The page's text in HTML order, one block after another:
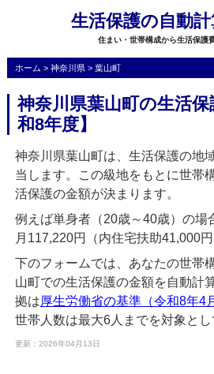
生活保護の自動
住まい・世帯構成から生活保護
ホーム > 神奈川県> 葉山町
神奈川県葉山町の生活
和8年度】
神奈川県葉山町は、生活保護の地
当します。この級地をもとに世帯
活保護の金額が決まります。
例えば単身者（20歳～40歳）の場
月117,220円（内住宅扶助41,000
下のフォームでは、あなたの世帯
山町での生活保護の金額を自動計
拠は厚生労働省の基準（令和8年4
世帯人数は最大6人までを対象とし
更新：2026年04月13日